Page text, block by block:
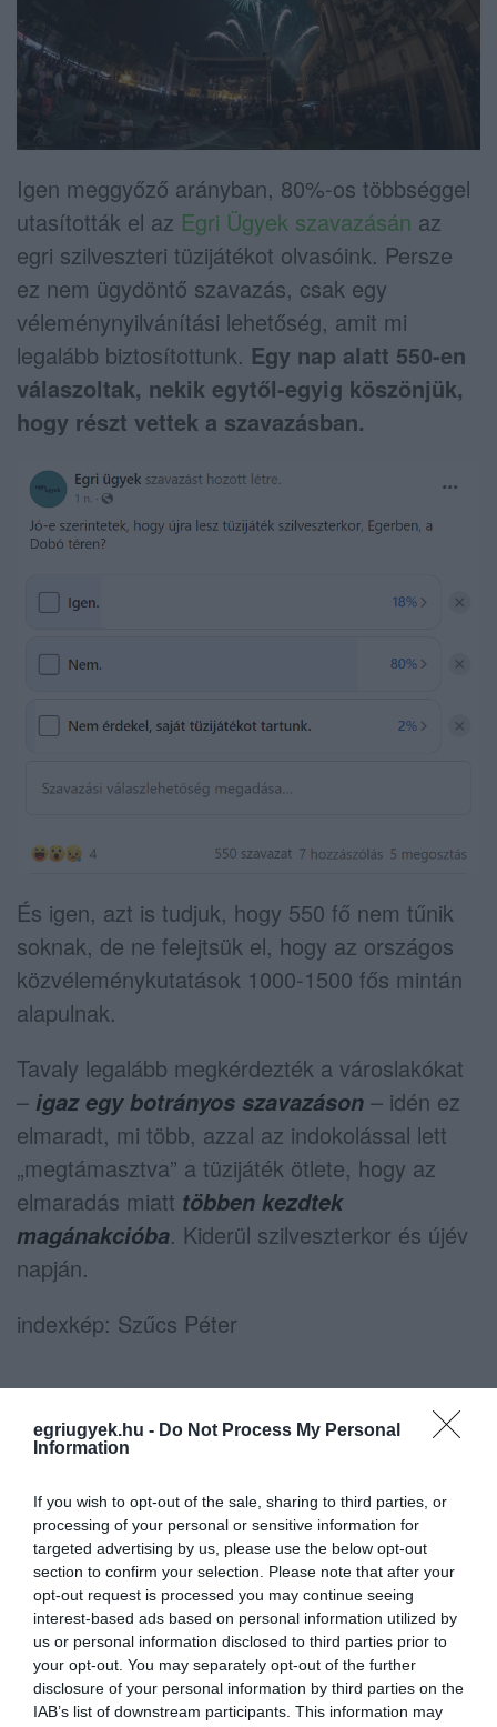
egriugyek.hu - Do Not Process My Personal
Information
If you wish to opt-out of the sale, sharing to third parties, or
processing of your personal or sensitive information for
targeted advertising by us, please use the below opt-out
section to confirm your selection. Please note that after your
opt-out request is processed you may continue seeing
interest-based ads based on personal information utilized by
us or personal information disclosed to third parties prior to
your opt-out. You may separately opt-out of the further
disclosure of your personal information by third parties on the
IAB’s list of downstream participants. This information may
Igen meggyőző arányban, 80%-os többséggel
utasították el az Egri Ügyek szavazásán az
egri szilveszteri tüzijátékot olvasóink. Persze
ez nem ügydöntő szavazás, csak egy
véleménynyilvánítási lehetőség, amit mi
legalább biztosítottunk. Egy nap alatt 550-en
válaszoltak, nekik egytől-egyig köszönjük,
hogy részt vettek a szavazásban.
És igen, azt is tudjuk, hogy 550 fő nem tűnik
soknak, de ne felejtsük el, hogy az országos
közvéleménykutatások 1000-1500 fős mintán
alapulnak.
Tavaly legalább megkérdezték a városlakókat
– igaz egy botrányos szavazáson – idén ez
elmaradt, mi több, azzal az indokolással lett
„megtámasztva” a tüzijáték ötlete, hogy az
elmaradás miatt többen kezdtek
magánakcióba. Kiderül szilveszterkor és újév
napján.
indexkép: Szűcs Péter
bennünket az EGRI ÜGYEK Google Hírek oldalán!
VISSZA A FŐOLDALRA